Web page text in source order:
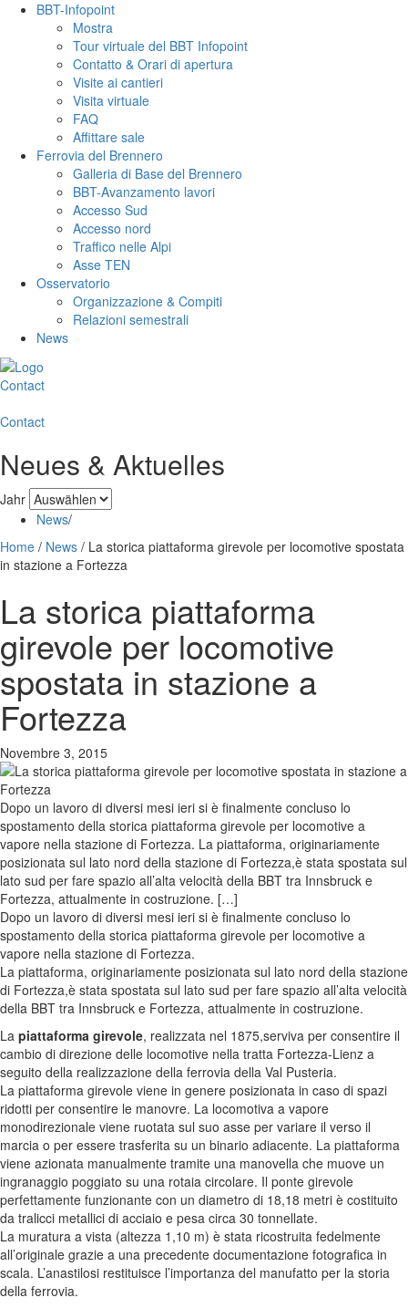
BBT-Infopoint
Mostra
Tour virtuale del BBT Infopoint
Contatto & Orari di apertura
Visite ai cantieri
Visita virtuale
FAQ
Affittare sale
Ferrovia del Brennero
Galleria di Base del Brennero
BBT-Avanzamento lavori
Accesso Sud
Accesso nord
Traffico nelle Alpi
Asse TEN
Osservatorio
Organizzazione & Compiti
Relazioni semestrali
News
Contact
Contact
Neues & Aktuelles
Jahr
News/
Home / News / La storica piattaforma girevole per locomotive spostata
in stazione a Fortezza
La storica piattaforma
girevole per locomotive
spostata in stazione a
Fortezza
Novembre 3, 2015
Dopo un lavoro di diversi mesi ieri si è finalmente concluso lo
spostamento della storica piattaforma girevole per locomotive a
vapore nella stazione di Fortezza. La piattaforma, originariamente
posizionata sul lato nord della stazione di Fortezza,è stata spostata sul
lato sud per fare spazio all’alta velocità della BBT tra Innsbruck e
Fortezza, attualmente in costruzione. […]
Dopo un lavoro di diversi mesi ieri si è finalmente concluso lo
spostamento della storica piattaforma girevole per locomotive a
vapore nella stazione di Fortezza.
La piattaforma, originariamente posizionata sul lato nord della stazione
di Fortezza,è stata spostata sul lato sud per fare spazio all’alta velocità
della BBT tra Innsbruck e Fortezza, attualmente in costruzione.
La piattaforma girevole, realizzata nel 1875,serviva per consentire il
cambio di direzione delle locomotive nella tratta Fortezza-Lienz a
seguito della realizzazione della ferrovia della Val Pusteria.
La piattaforma girevole viene in genere posizionata in caso di spazi
ridotti per consentire le manovre. La locomotiva a vapore
monodirezionale viene ruotata sul suo asse per variare il verso il
marcia o per essere trasferita su un binario adiacente. La piattaforma
viene azionata manualmente tramite una manovella che muove un
ingranaggio poggiato su una rotaia circolare. Il ponte girevole
perfettamente funzionante con un diametro di 18,18 metri è costituito
da tralicci metallici di acciaio e pesa circa 30 tonnellate.
La muratura a vista (altezza 1,10 m) è stata ricostruita fedelmente
all’originale grazie a una precedente documentazione fotografica in
scala. L’anastilosi restituisce l’importanza del manufatto per la storia
della ferrovia.